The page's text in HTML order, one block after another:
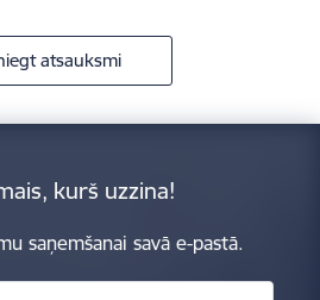
atsauksmi
kurš uzzina!
saņemšanai savā e-pastā.